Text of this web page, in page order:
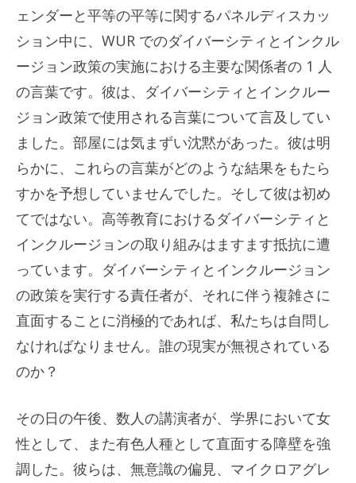
ェンダーと平等の平等に関するパネルディスカッ
ション中に、WUR でのダイバーシティとインクル
ージョン政策の実施における主要な関係者の 1 人
の言葉です。彼は、ダイバーシティとインクルー
ジョン政策で使用される言葉について言及してい
ました。部屋には気まずい沈黙があった。彼は明
らかに、これらの言葉がどのような結果をもたら
すかを予想していませんでした。そして彼は初め
てではない。高等教育におけるダイバーシティと
インクルージョンの取り組みはますます抵抗に遭
っています。ダイバーシティとインクルージョン
の政策を実行する責任者が、それに伴う複雑さに
直面することに消極的であれば、私たちは自問し
なければなりません。誰の現実が無視されている
のか？
その日の午後、数人の講演者が、学界において女
性として、また有色人種として直面する障壁を強
調した。彼らは、無意識の偏見、マイクロアグレ